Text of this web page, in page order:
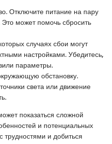
Отключите питание на пару
может помочь сбросить
случаях сбои могут
настройками. Убедитесь,
параметры.
обстановку.
света или движение
показаться сложной
и потенциальных
трудностями и добиться